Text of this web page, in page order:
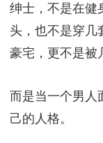
绅士，不是在健
头，也不是穿几
豪宅，更不是被
而是当一个男人
己的人格。